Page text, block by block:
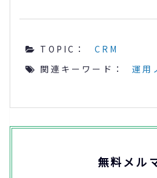
TOPIC：
CRM
関連キーワード：
運用
無料メル